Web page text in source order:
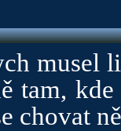
musel
tam,
chovat